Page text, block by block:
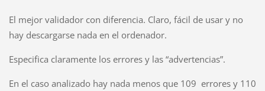
El mejor validador con diferencia. Claro, fácil de usar y no
hay descargarse nada en el ordenador.
Especifica claramente los errores y las “advertencias”.
En el caso analizado hay nada menos que 109 errores y 110